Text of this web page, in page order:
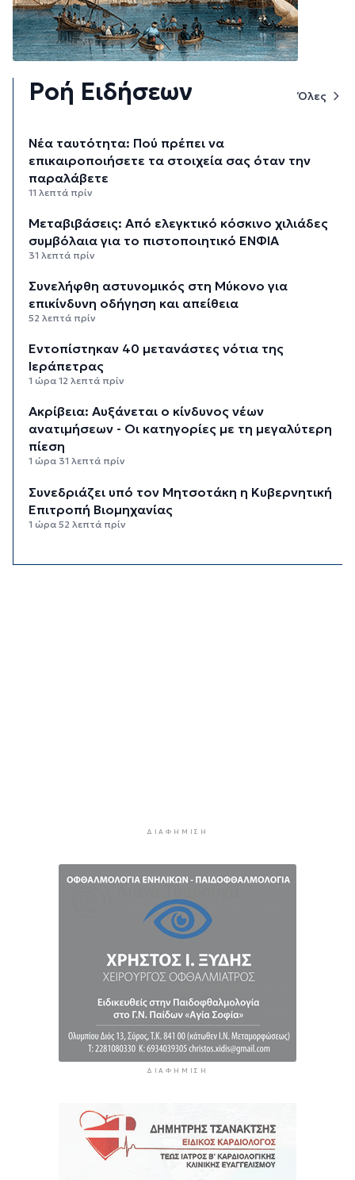
Ροή Ειδήσεων Όλες
Νέα ταυτότητα: Πού πρέπει να
επικαιροποιήσετε τα στοιχεία σας όταν την
παραλάβετε
11 λεπτά πρίν
Μεταβιβάσεις: Από ελεγκτικό κόσκινο χιλιάδες
συμβόλαια για το πιστοποιητικό ΕΝΦΙΑ
31 λεπτά πρίν
Συνελήφθη αστυνομικός στη Μύκονο για
επικίνδυνη οδήγηση και απείθεια
52 λεπτά πρίν
Εντοπίστηκαν 40 μετανάστες νότια της
Ιεράπετρας
1 ώρα 12 λεπτά πρίν
Ακρίβεια: Αυξάνεται ο κίνδυνος νέων
ανατιμήσεων - Οι κατηγορίες με τη μεγαλύτερη
πίεση
1 ώρα 31 λεπτά πρίν
Συνεδριάζει υπό τον Μητσοτάκη η Κυβερνητική
Επιτροπή Βιομηχανίας
1 ώρα 52 λεπτά πρίν
ΔΙΑΦΉΜΙΣΗ
ΔΙΑΦΉΜΙΣΗ